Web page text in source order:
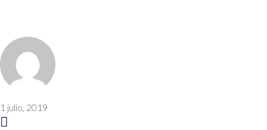
1 julio, 2019